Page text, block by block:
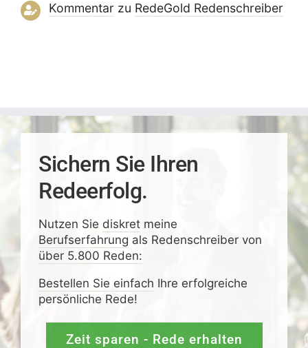
Kommentarzu RedeGold Reden­schreiber
Sichern Sie Ihren
Redeerfolg.
Nutzen Sie diskretmeine
Berufserfahrung als Redenschreiber von
über 5.800 Reden:
Bestellen Sie einfach Ihre erfolgreiche
persönliche Rede!
Zeit sparen - Rede erhalten